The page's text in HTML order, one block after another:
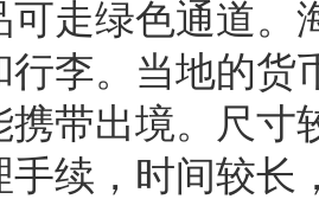
可走绿色通道。
行李。当地的货
携带出境。尺寸
手续，时间较长